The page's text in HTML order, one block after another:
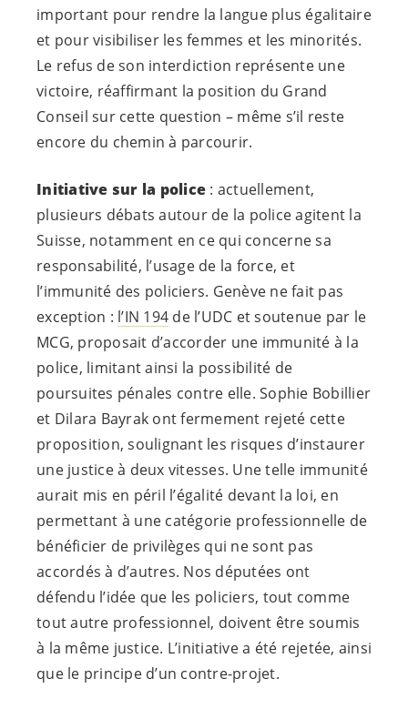
important pour rendre la langue plus égalitaire
et pour visibiliser les femmes et les minorités.
Le refus de son interdiction représente une
victoire, réaffirmant la position du Grand
Conseil sur cette question – même s’il reste
encore du chemin à parcourir.
Initiative sur la police : actuellement,
plusieurs débats autour de la police agitent la
Suisse, notamment en ce qui concerne sa
responsabilité, l’usage de la force, et
l’immunité des policiers. Genève ne fait pas
exception : l’IN 194 de l’UDC et soutenue par le
MCG, proposait d’accorder une immunité à la
police, limitant ainsi la possibilité de
poursuites pénales contre elle. Sophie Bobillier
et Dilara Bayrak ont fermement rejeté cette
proposition, soulignant les risques d’instaurer
une justice à deux vitesses. Une telle immunité
aurait mis en péril l’égalité devant la loi, en
permettant à une catégorie professionnelle de
bénéficier de privilèges qui ne sont pas
accordés à d’autres. Nos députées ont
défendu l’idée que les policiers, tout comme
tout autre professionnel, doivent être soumis
à la même justice. L’initiative a été rejetée, ainsi
que le principe d’un contre-projet.